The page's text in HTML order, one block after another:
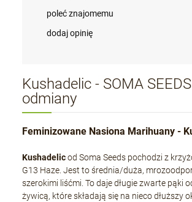
poleć znajomemu
dodaj opinię
Kushadelic - SOMA
odmiany
Feminizowane Nasiona Marihuany -
Kushadelicod Soma Seeds pochodzi z
G13 Haze. Jest to średnia/duża,
szerokimi liśćmi. To daje długie zwarte pąki
żywicą, które składają się na nieco dłuższy